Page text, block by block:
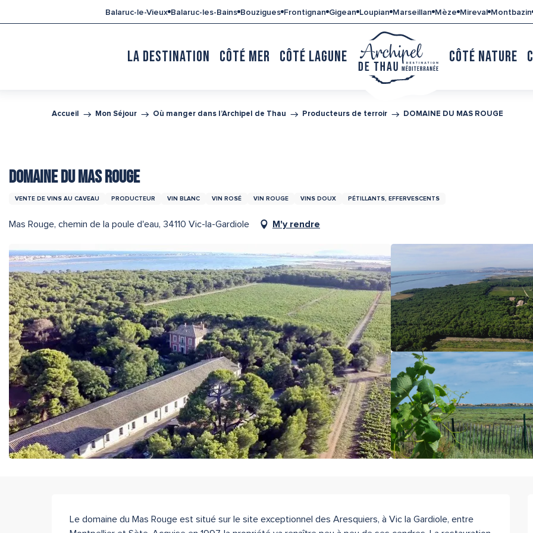
au
Balaruc-le-Vieux Balaruc-les-Bains Bouzigues Frontignan Gigean Loupian Marseillan Mèze Mireval Montbazin
LA DESTINATION CÔTÉ MER CÔTÉ LAGUNE CÔTÉ NATURE
Accueil Mon Séjour Où manger dans l’Archipel de Thau Producteurs de terroir DOMAINE DU MAS ROUGE
DOMAINE DU MAS ROUGE
VENTE DE VINS AU CAVEAU PRODUCTEUR VIN BLANC VIN ROSÉ VIN ROUGE VINS DOUX PÉTILLANTS, EFFERVESCENTS
Mas Rouge, chemin de la poule d'eau, 34110 Vic-la-Gardiole M'y rendre
Description
Le domaine du Mas Rouge est situé sur le site exceptionnel des Aresquiers, à Vic la Gardiole, entre